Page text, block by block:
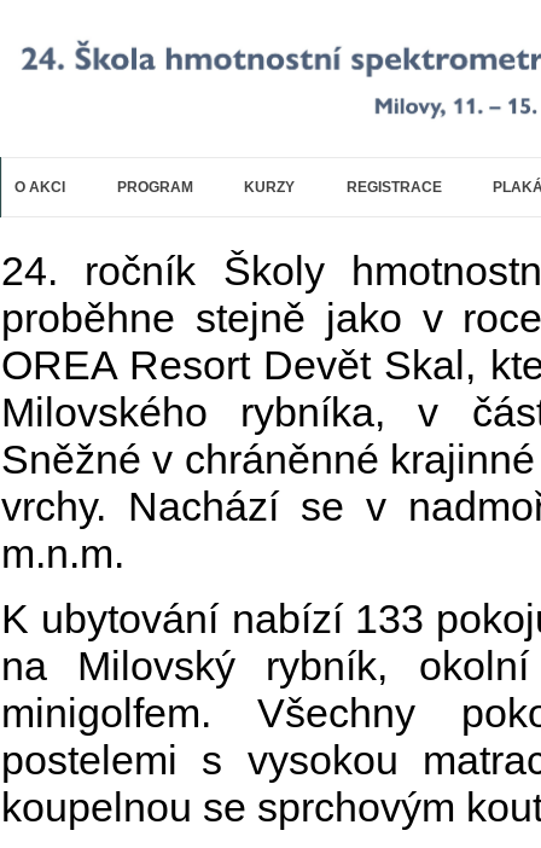
O AKCI PROGRAM KURZY REGISTRACE
24. ročník Školy
proběhne stejně jako v
OREA Resort Devět Skal,
Milovského rybníka, v
Sněžné v chráněnné
vrchy. Nachází se v
m.n.m.
K ubytování nabízí 133
na Milovský rybník,
minigolfem. Všechny
postelemi s vysokou
koupelnou se sprchovým